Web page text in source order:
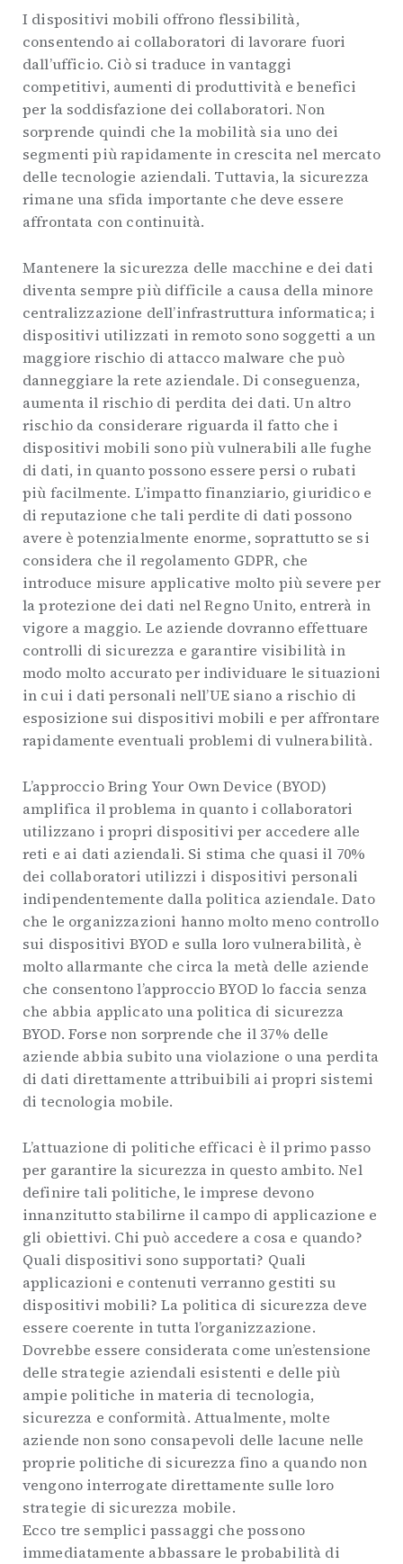
I dispositivi mobili offrono flessibilità,
consentendo ai collaboratori di lavorare fuori
dall’ufficio. Ciò si traduce in vantaggi
competitivi, aumenti di produttività e benefici
per la soddisfazione dei collaboratori. Non
sorprende quindi che la mobilità sia uno dei
segmenti più rapidamente in crescita nel mercato
delle tecnologie aziendali. Tuttavia, la sicurezza
rimane una sfida importante che deve essere
affrontata con continuità.
Mantenere la sicurezza delle macchine e dei dati
diventa sempre più difficile a causa della minore
centralizzazione dell’infrastruttura informatica; i
dispositivi utilizzati in remoto sono soggetti a un
maggiore rischio di attacco malware che può
danneggiare la rete aziendale. Di conseguenza,
aumenta il rischio di perdita dei dati. Un altro
rischio da considerare riguarda il fatto che i
dispositivi mobili sono più vulnerabili alle fughe
di dati, in quanto possono essere persi o rubati
più facilmente. L’impatto finanziario, giuridico e
di reputazione che tali perdite di dati possono
avere è potenzialmente enorme, soprattutto se si
considera che il regolamento GDPR, che
introduce misure applicative molto più severe per
la protezione dei dati nel Regno Unito, entrerà in
vigore a maggio. Le aziende dovranno effettuare
controlli di sicurezza e garantire visibilità in
modo molto accurato per individuare le situazioni
in cui i dati personali nell’UE siano a rischio di
esposizione sui dispositivi mobili e per affrontare
rapidamente eventuali problemi di vulnerabilità.
L’approccio Bring Your Own Device (BYOD)
amplifica il problema in quanto i collaboratori
utilizzano i propri dispositivi per accedere alle
reti e ai dati aziendali. Si stima che quasi il 70%
dei collaboratori utilizzi i dispositivi personali
indipendentemente dalla politica aziendale. Dato
che le organizzazioni hanno molto meno controllo
sui dispositivi BYOD e sulla loro vulnerabilità, è
molto allarmante che circa la metà delle aziende
che consentono l’approccio BYOD lo faccia senza
che abbia applicato una politica di sicurezza
BYOD. Forse non sorprende che il 37% delle
aziende abbia subito una violazione o una perdita
di dati direttamente attribuibili ai propri sistemi
di tecnologia mobile.
L’attuazione di politiche efficaci è il primo passo
per garantire la sicurezza in questo ambito. Nel
definire tali politiche, le imprese devono
innanzitutto stabilirne il campo di applicazione e
gli obiettivi. Chi può accedere a cosa e quando?
Quali dispositivi sono supportati? Quali
applicazioni e contenuti verranno gestiti su
dispositivi mobili? La politica di sicurezza deve
essere coerente in tutta l’organizzazione.
Dovrebbe essere considerata come un’estensione
delle strategie aziendali esistenti e delle più
ampie politiche in materia di tecnologia,
sicurezza e conformità. Attualmente, molte
aziende non sono consapevoli delle lacune nelle
proprie politiche di sicurezza fino a quando non
vengono interrogate direttamente sulle loro
strategie di sicurezza mobile.
Ecco tre semplici passaggi che possono
immediatamente abbassare le probabilità di